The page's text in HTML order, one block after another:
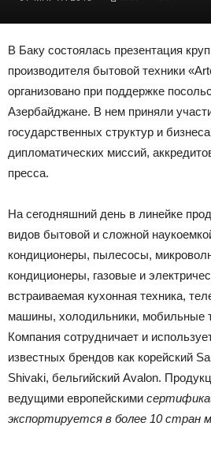
В Баку состоялась презентация
производителя бытовой техники
организовано при поддержке
Азербайджане. В нем приняли
государственных структур и
дипломатических миссий,
пресса.
На сегодняшний день в линейке
видов бытовой и сложной
кондиционеры, пылесосы,
кондиционеры, газовые и
встраиваемая кухонная техника,
машины, холодильники, мобильные
Компания сотрудничает и
известных брендов как корейский
Shivaki, бельгийский Avalon.
ведущими европейскими
экспортируется в более 10 стран